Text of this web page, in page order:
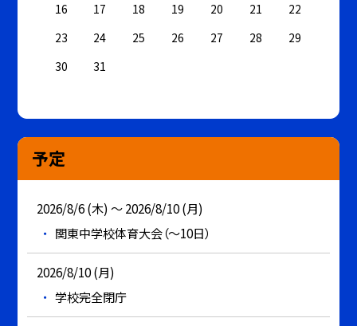
16
17 18 19 20 21
22
23
24 25 26 27 28
29
30
31
予定
2026/8/6 (木) ～ 2026/8/10 (月)
関東中学校体育大会（～10日）
2026/8/10 (月)
学校完全閉庁